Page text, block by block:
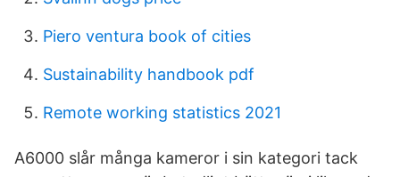
Piero ventura book of cities
Sustainability handbook pdf
Remote working statistics 2021
A6000 slår många kameror i sin kategori tack